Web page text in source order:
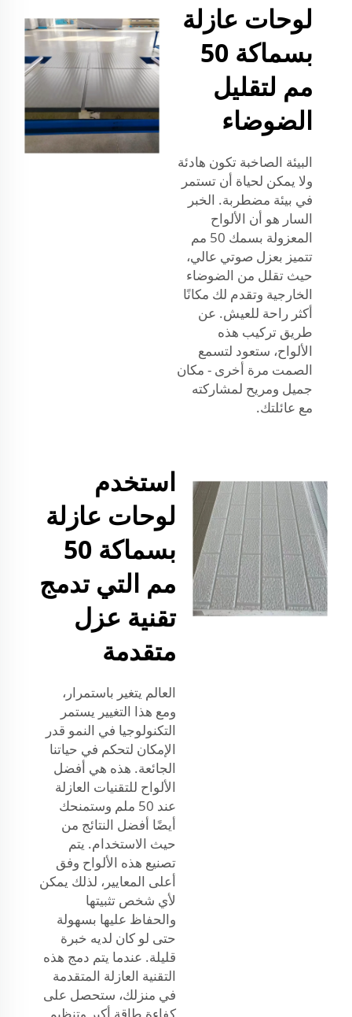
لوحات عازلة
بسماكة 50
مم لتقليل
الضوضاء
البيئة الصاخبة تكون هادئة
ولا يمكن لحياة أن تستمر
في بيئة مضطربة. الخبر
السار هو أن الألواح
المعزولة بسمك 50 مم
تتميز بعزل صوتي عالي،
حيث تقلل من الضوضاء
الخارجية وتقدم لك مكانًا
أكثر راحة للعيش. عن
طريق تركيب هذه
الألواح، ستعود لتسمع
الصمت مرة أخرى - مكان
جميل ومريح لمشاركته
مع عائلتك.
استخدم
لوحات عازلة
بسماكة 50
مم التي تدمج
تقنية عزل
متقدمة
العالم يتغير باستمرار،
ومع هذا التغيير يستمر
التكنولوجيا في النمو قدر
الإمكان لتحكم في حياتنا
الجائعة. هذه هي أفضل
الألواح للتقنيات العازلة
عند 50 ملم وستمنحك
أيضًا أفضل النتائج من
حيث الاستخدام. يتم
تصنيع هذه الألواح وفق
أعلى المعايير، لذلك يمكن
لأي شخص تثبيتها
والحفاظ عليها بسهولة
حتى لو كان لديه خبرة
قليلة. عندما يتم دمج هذه
التقنية العازلة المتقدمة
في منزلك، ستحصل على